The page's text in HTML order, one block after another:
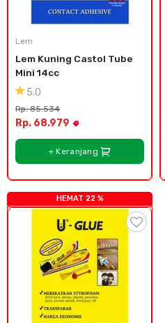
Lem
Lem Kuning Castol Tube
Mini 14cc
5.0
Rp. 85.534
Rp. 68.979
+ Keranjang
HEMAT 22 %